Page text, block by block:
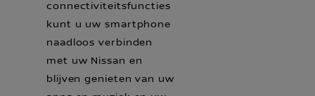
connectiviteitsfuncties
kunt u uw smartphone
naadloos verbinden
met uw Nissan en
blijven genieten van uw